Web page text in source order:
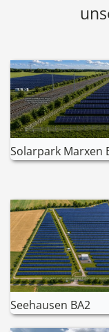
Solarpark Marxen
Seehausen BA2